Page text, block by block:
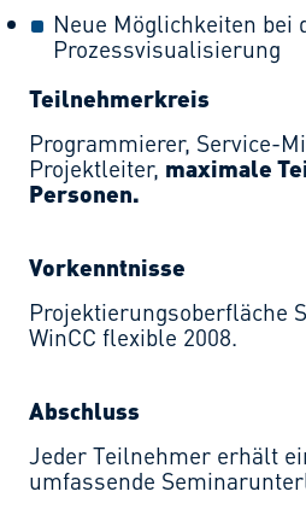
Neue Möglichkeiten bei
Prozessvisualisierung
Teilnehmerkreis
Programmierer, Service-
Projektleiter, maximale
Personen.
Vorkenntnisse
Projektierungsoberfläche
WinCC flexible 2008.
Abschluss
Jeder Teilnehmer erhält
umfassende